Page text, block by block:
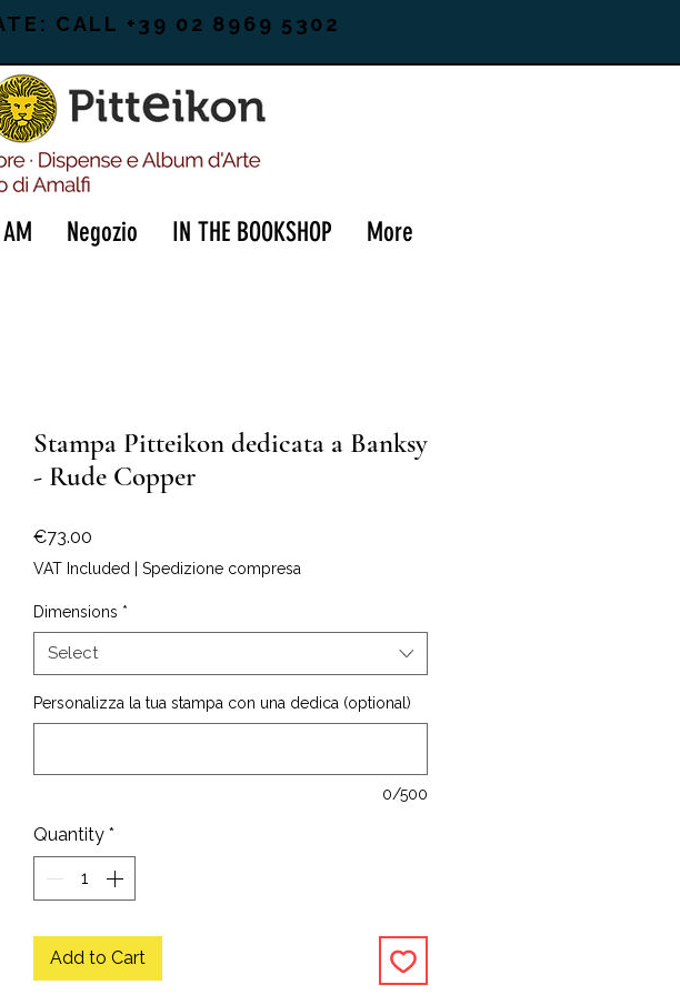
CALL +39 02 8969 5302
Negozio IN THE BOOKSHOP More
Stampa Pitteikon dedicata a Banksy
- Rude Copper
€73.00
VAT Included Spedizione compresa
Dimensions *
Select
Personalizza la tua stampa con una dedica (optional)
0/500
Quantity *
Add to Cart